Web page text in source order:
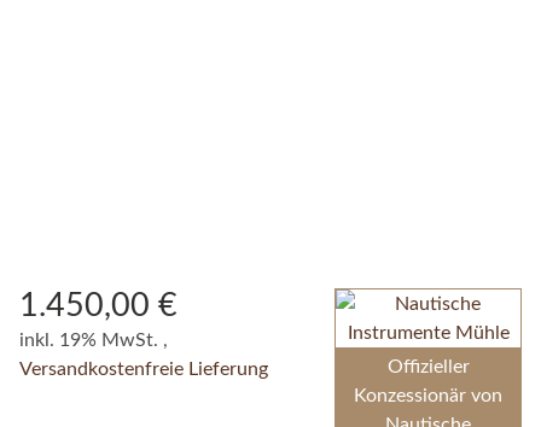
1.450,00 €
inkl. 19% MwSt. ,
Versandkostenfreie Lieferung
Offizieller
Konzessionär von